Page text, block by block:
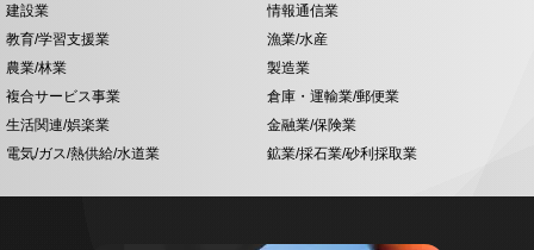
建設業
情報通信業
教育/学習支援業
漁業/水産
農業/林業
製造業
複合サービス事業
倉庫・運輸業/郵便業
生活関連/娯楽業
金融業/保険業
電気/ガス/熱供給/水道業
鉱業/採石業/砂利採取業